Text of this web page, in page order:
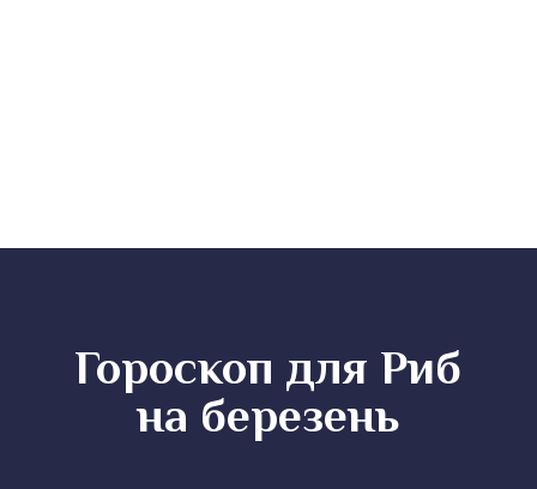
Гороскоп для Риб
на березень